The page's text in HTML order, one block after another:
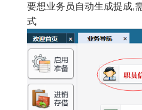
要想业务员自动生成提成,
式